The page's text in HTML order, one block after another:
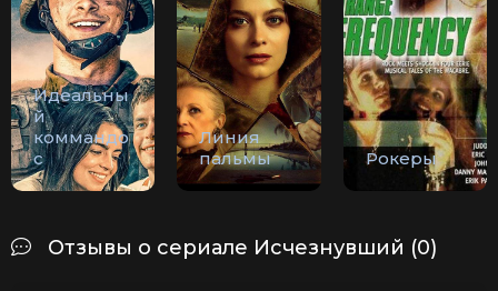
Идеальны
й
коммандо
с
Линия
пальмы
Рокеры
Отзывы о сериале Исчезнувший (0)